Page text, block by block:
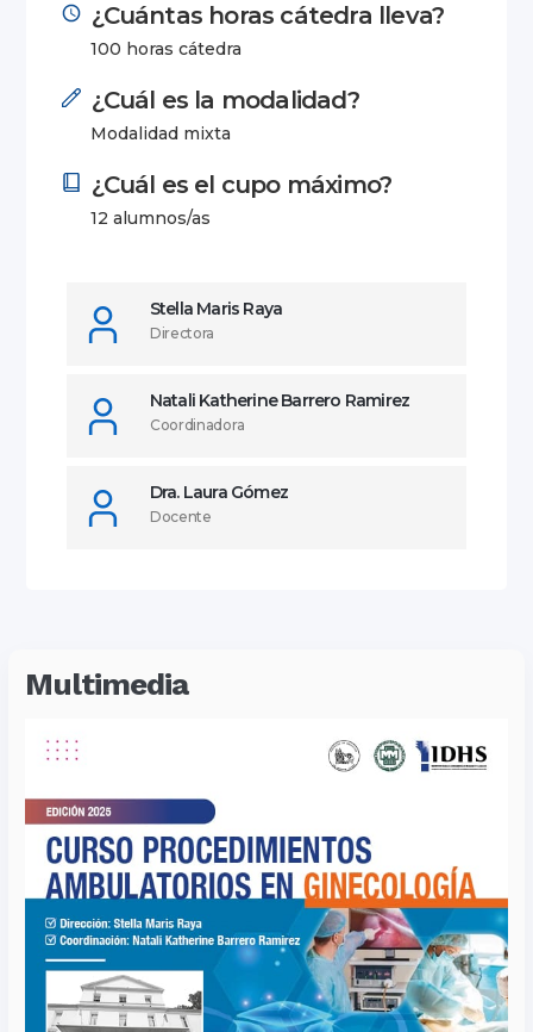
¿Cuántas horas cátedra lleva?
100 horas cátedra
¿Cuál es la modalidad?
Modalidad mixta
¿Cuál es el cupo máximo?
12 alumnos/as
Stella Maris Raya
Directora
Natali Katherine Barrero Ramirez
Coordinadora
Dra. Laura Gómez
Docente
Multimedia